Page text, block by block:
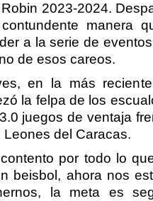
2023-2024.
manera
a la serie de
de esos careos.
en la más
la felpa de los
juegos de ventaja
Leones del Caracas.
contento por todo lo
beisbol, ahora nos
la meta es